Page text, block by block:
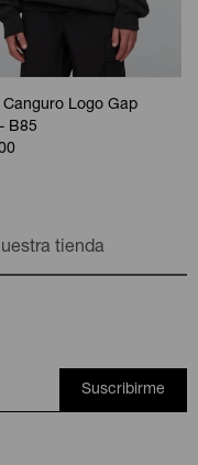
Canguro Logo Gap
B85
tienda
Suscribirme